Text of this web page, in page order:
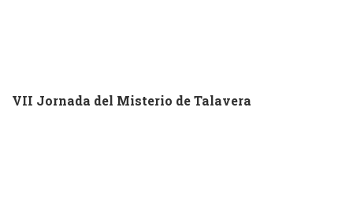
VII Jornada del Misterio de Talavera